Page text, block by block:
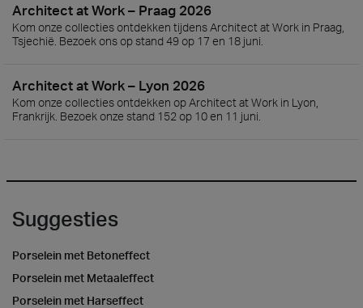
Architect at Work – Praag 2026
Kom onze collecties ontdekken tijdens Architect at Work in Praag,
Tsjechië. Bezoek ons op stand 49 op 17 en 18 juni.
Architect at Work – Lyon 2026
Kom onze collecties ontdekken op Architect at Work in Lyon,
Frankrijk. Bezoek onze stand 152 op 10 en 11 juni.
Suggesties
Porselein met Betoneffect
Porselein met Metaaleffect
Porselein met Harseffect